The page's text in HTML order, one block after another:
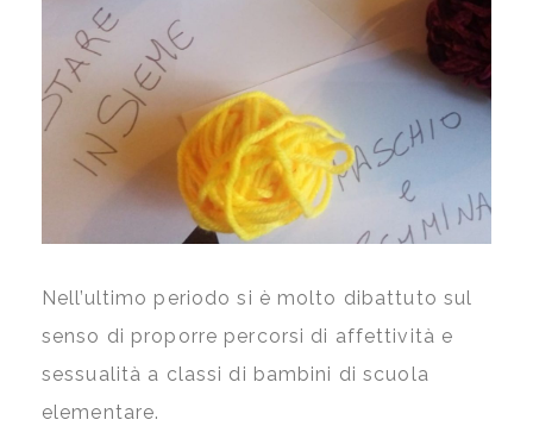
Nell’ultimo periodo si è molto dibattuto sul
senso di proporre percorsi di affettività e
sessualità a classi di bambini di scuola
elementare.